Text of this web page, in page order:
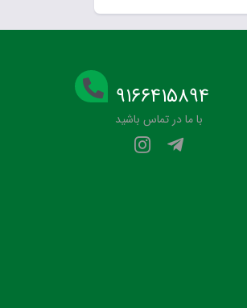
۹۱۶۶۴۱۵۸۹۴
با ما در تماس باشید